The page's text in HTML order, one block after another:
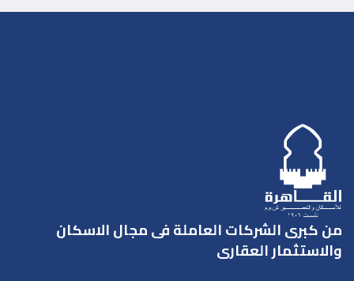
من كبرى الشركات العاملة فى مجال الاسكان
والاستثمار العقارى